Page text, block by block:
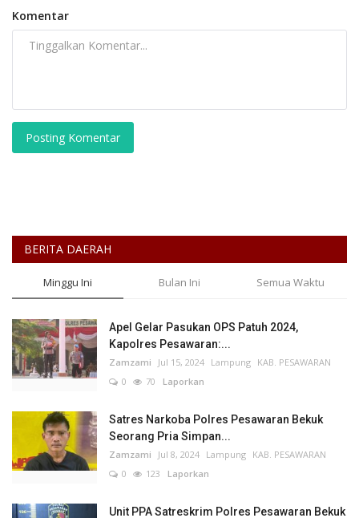
Komentar
Posting Komentar
BERITA DAERAH
Minggu Ini Bulan Ini Semua Waktu
Apel Gelar Pasukan OPS Patuh 2024,
Kapolres Pesawaran:...
Zamzami Jul 15, 2024 Lampung KAB. PESAWARAN
0
70 Laporkan
Satres Narkoba Polres Pesawaran Bekuk
Seorang Pria Simpan...
Zamzami Jul 8, 2024 Lampung KAB. PESAWARAN
0
123 Laporkan
Unit PPA Satreskrim Polres Pesawaran Bekuk